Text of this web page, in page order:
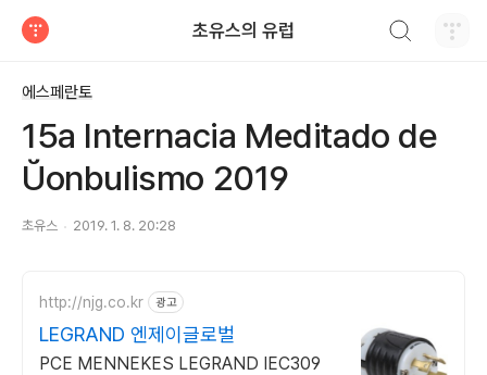
초유스의 유럽
에스페란토
15a Internacia Meditado de
Ŭonbulismo 2019
초유스 2019. 1. 8. 20:28
http://njg.co.kr 광고
LEGRAND 엔제이글로벌
PCE MENNEKES LEGRAND IEC309